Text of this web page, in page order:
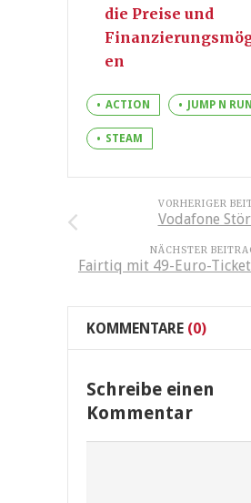
die Preise und
en
ACTION JUMP N RUN
STEAM
VORHERIGER
Vodafone
NÄCHSTER
Fairtiq mit 49-Euro-
KOMMENTARE (0)
Schreibe einen
Kommentar